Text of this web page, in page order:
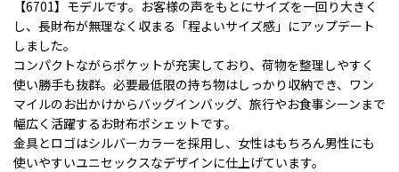
【6701】モデルです。お客様の声をもとにサイズを一回り大きく
し、長財布が無理なく収まる「程よいサイズ感」にアップデート
しました。
コンパクトながらポケットが充実しており、荷物を整理しやすく
使い勝手も抜群。必要最低限の持ち物はしっかり収納でき、ワン
マイルのお出かけからバッグインバッグ、旅行やお食事シーンまで
幅広く活躍するお財布ポシェットです。
金具とロゴはシルバーカラーを採用し、女性はもちろん男性にも
使いやすいユニセックスなデザインに仕上げています。